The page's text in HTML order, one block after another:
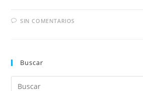
SIN COMENTARIOS
Buscar